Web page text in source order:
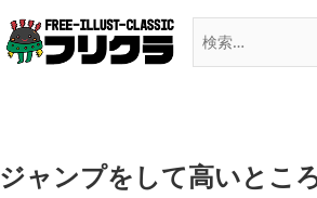
ジャンプをして高いとこ